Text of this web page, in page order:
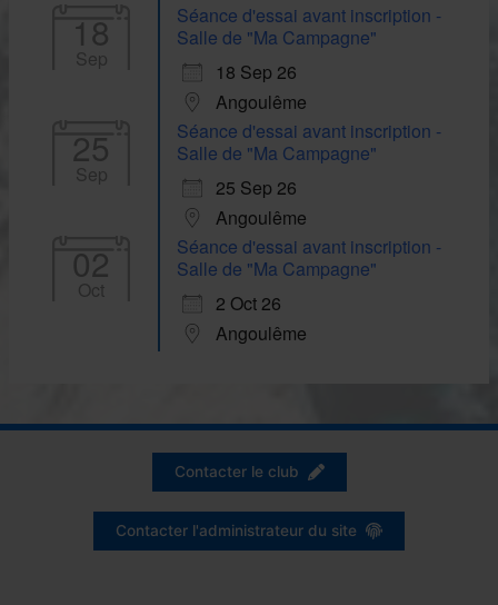
18
Sep
Séance d'essai avant inscription -
Salle de "Ma Campagne"
18 Sep 26
Angoulême
25
Sep
Séance d'essai avant inscription -
Salle de "Ma Campagne"
25 Sep 26
Angoulême
02
Oct
Séance d'essai avant inscription -
Salle de "Ma Campagne"
2 Oct 26
Angoulême
Contacter le club
Contacter l'administrateur du site